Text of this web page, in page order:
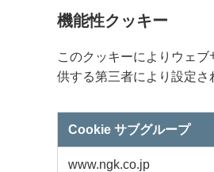
機能性クッキー
このクッキーによりウェ
供する第三者により設定さ
Cookie サブグループ
www.ngk.co.jp